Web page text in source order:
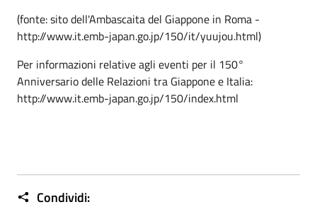
(fonte: sito dell'Ambascaita del Giappone in Roma -
http://www.it.emb-japan.go.jp/150/it/yuujou.html)
Per informazioni relative agli eventi per il 150°
Anniversario delle Relazioni tra Giappone e Italia:
http://www.it.emb-japan.go.jp/150/index.html
Condividi: